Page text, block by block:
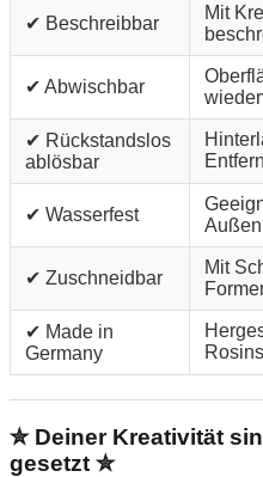
✔ Beschreibbar
Mit
✔ Abwischbar
✔ Rückstandslos
ablösbar
✔ Wasserfest
✔ Zuschneidbar
Mit
✔ Made in
Germany
✮ Deiner Kreativität
gesetzt ✮